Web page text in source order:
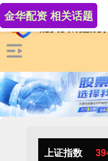
上证指数
金华配资 相关话题